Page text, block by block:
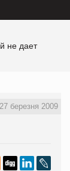
не дает
27 березня 2009